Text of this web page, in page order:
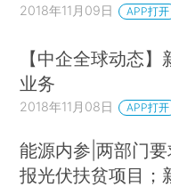
2018年11月09日 APP打开
【中企全球动态
业务
2018年11月08日 APP打开
能源内参|两部门
报光伏扶贫项目；